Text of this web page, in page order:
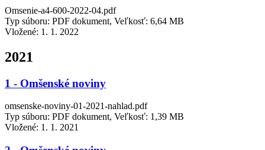
Omsenie-a4-600-2022-04.pdf
Typ súboru: PDF dokument, Veľkosť: 6,64 MB
Vložené: 1. 1. 2022
2021
1 - Omšenské noviny
omsenske-noviny-01-2021-nahlad.pdf
Typ súboru: PDF dokument, Veľkosť: 1,39 MB
Vložené: 1. 1. 2021